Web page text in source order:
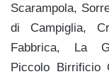
Scarampola,
di Campiglia,
Fabbrica, La
Piccolo Birrificio